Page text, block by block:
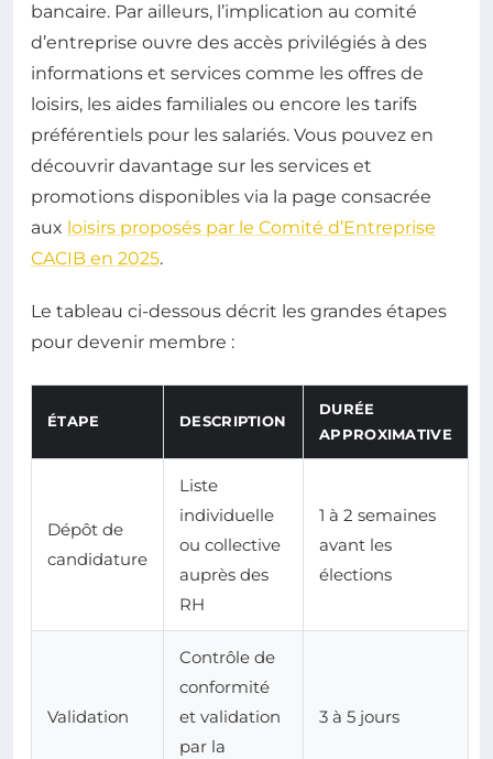
bancaire. Par ailleurs, l’implication au comité
d’entreprise ouvre des accès privilégiés à des
informations et services comme les offres de
loisirs, les aides familiales ou encore les tarifs
préférentiels pour les salariés. Vous pouvez en
découvrir davantage sur les services et
promotions disponibles via la page consacrée
aux loisirs proposés par le Comité d’Entreprise
CACIB en 2025.
Le tableau ci-dessous décrit les grandes étapes
pour devenir membre :
ÉTAPE DESCRIPTION
DURÉE
APPROXIMATIVE
Dépôt de
candidature
Liste
individuelle
ou collective
auprès des
RH
1 à 2 semaines
avant les
élections
Validation
Contrôle de
conformité
et validation
par la
3 à 5 jours